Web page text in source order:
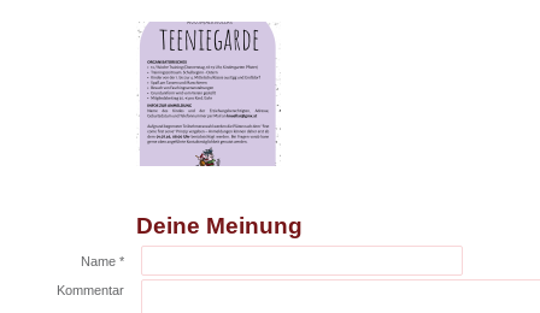
Deine Meinung
Name *
Kommentar